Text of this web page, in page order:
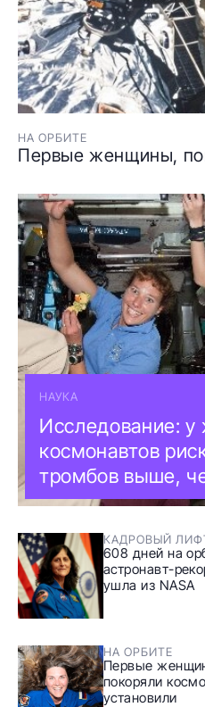
НА ОРБИТЕ
Первые женщины,
НАУКА
Исследование:
космонавтов
тромбов выше,
КАДРОВЫЙ
608 дней на
астронавт-
ушла из NASA
НА ОРБИТЕ
Первые
покоряли
установили